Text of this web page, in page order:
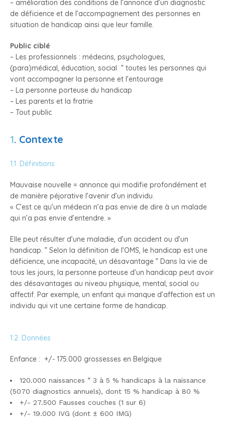
– amélioration des conditions de l’annonce d’un diagnostic
de déficience et de l’accompagnement des personnes en
situation de handicap ainsi que leur famille.
Public ciblé
– Les professionnels : médecins, psychologues,
(para)médical, éducation, social ” toutes les personnes qui
vont accompagner la personne et l’entourage
– La personne porteuse du handicap
– Les parents et la fratrie
– Tout public
1. Contexte
1.1. Définitions
Mauvaise nouvelle = annonce qui modifie profondément et
de manière péjorative l’avenir d’un individu.
« C’est ce qu’un médecin n’a pas envie de dire à un malade
qui n’a pas envie d’entendre. »
Elle peut résulter d’une maladie, d’un accident ou d’un
handicap. ” Selon la définition de l’OMS, le handicap est une
déficience, une incapacité, un désavantage ” Dans la vie de
tous les jours, la personne porteuse d’un handicap peut avoir
des désavantages au niveau physique, mental, social ou
affectif. Par exemple, un enfant qui manque d’affection est un
individu qui vit une certaine forme de handicap.
1.2. Données
Enfance : +/- 175.000 grossesses en Belgique
120.000 naissances ” 3 à 5 % handicaps à la naissance
(5070 diagnostics annuels), dont 15 % handicap à 80 %
+/- 27.500 Fausses couches (1 sur 6)
+/- 19.000 IVG (dont ± 600 IMG)